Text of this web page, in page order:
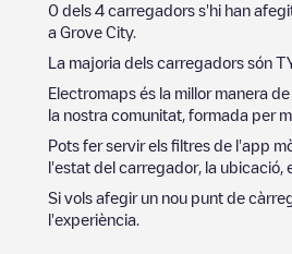
0 dels 4 carregadors s'hi han
a Grove City.
La majoria dels carregadors són
Electromaps és la millor manera
la nostra comunitat, formada per
Pots fer servir els filtres de l'app
l'estat del carregador, la ubicació,
Si vols afegir un nou punt de
l'experiència.